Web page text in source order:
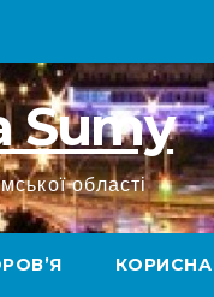
Sumy
області
КОРИСНА